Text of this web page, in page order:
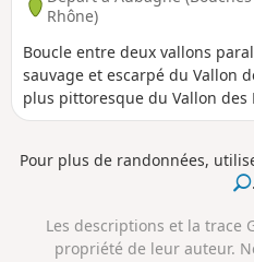
Rhône)
Boucle entre deux vallons
sauvage et escarpé du Vallon
plus pittoresque du Vallon des
Grotte du Plantier (ou de
Pour plus de randonnées,
.
Les descriptions et la trace
propriété de leur auteur.